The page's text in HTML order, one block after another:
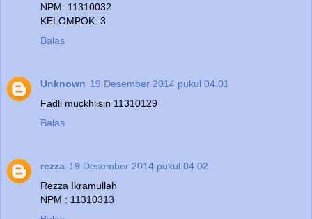
NPM: 11310032
KELOMPOK: 3
Balas
Unknown 19 Desember 2014 pukul 04.01
Fadli muckhlisin 11310129
Balas
rezza 19 Desember 2014 pukul 04.02
Rezza Ikramullah
NPM : 11310313